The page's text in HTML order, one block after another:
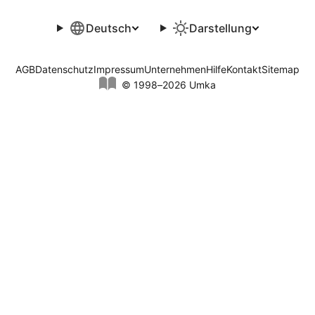
Deutsch Darstellung
© 1998–2026 Umka
AGBDatenschutzImpressumUnternehmenHilfeKontaktSitemap